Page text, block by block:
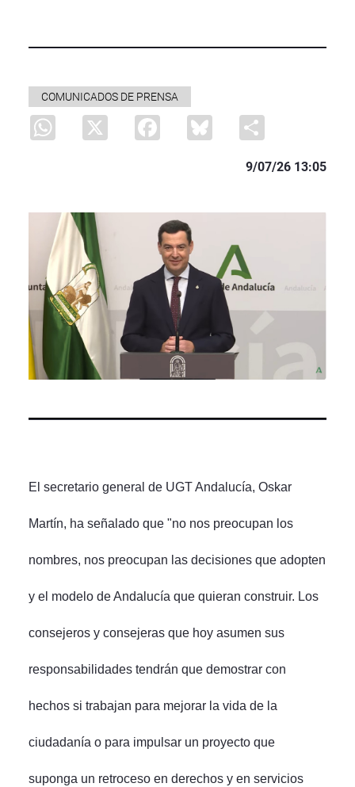
COMUNICADOS DE PRENSA
WhatsApp
X Facebook Bluesky
9/07/26 13:05
El secretario general de UGT Andalucía, Oskar
Martín, ha señalado que "no nos preocupan los
nombres, nos preocupan las decisiones que adopten
y el modelo de Andalucía que quieran construir. Los
consejeros y consejeras que hoy asumen sus
responsabilidades tendrán que demostrar con
hechos si trabajan para mejorar la vida de la
ciudadanía o para impulsar un proyecto que
suponga un retroceso en derechos y en servicios